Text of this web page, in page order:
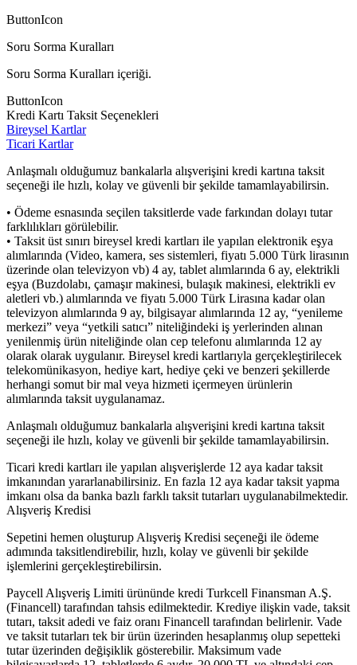
ButtonIcon
Soru Sorma Kuralları
Soru Sorma Kuralları içeriği.
ButtonIcon
Kredi Kartı Taksit Seçenekleri
Bireysel Kartlar
Ticari Kartlar
Anlaşmalı olduğumuz bankalarla alışverişini kredi kartına taksit
seçeneği ile hızlı, kolay ve güvenli bir şekilde tamamlayabilirsin.
• Ödeme esnasında seçilen taksitlerde vade farkından dolayı tutar
farklılıkları görülebilir.
• Taksit üst sınırı bireysel kredi kartları ile yapılan elektronik eşya
alımlarında (Video, kamera, ses sistemleri, fiyatı 5.000 Türk lirasının
üzerinde olan televizyon vb) 4 ay, tablet alımlarında 6 ay, elektrikli
eşya (Buzdolabı, çamaşır makinesi, bulaşık makinesi, elektrikli ev
aletleri vb.) alımlarında ve fiyatı 5.000 Türk Lirasına kadar olan
televizyon alımlarında 9 ay, bilgisayar alımlarında 12 ay, “yenileme
merkezi” veya “yetkili satıcı” niteliğindeki iş yerlerinden alınan
yenilenmiş ürün niteliğinde olan cep telefonu alımlarında 12 ay
olarak olarak uygulanır. Bireysel kredi kartlarıyla gerçekleştirilecek
telekomünikasyon, hediye kart, hediye çeki ve benzeri şekillerde
herhangi somut bir mal veya hizmeti içermeyen ürünlerin
alımlarında taksit uygulanamaz.
Anlaşmalı olduğumuz bankalarla alışverişini kredi kartına taksit
seçeneği ile hızlı, kolay ve güvenli bir şekilde tamamlayabilirsin.
Ticari kredi kartları ile yapılan alışverişlerde 12 aya kadar taksit
imkanından yararlanabilirsiniz. En fazla 12 aya kadar taksit yapma
imkanı olsa da banka bazlı farklı taksit tutarları uygulanabilmektedir.
Alışveriş Kredisi
Sepetini hemen oluşturup Alışveriş Kredisi seçeneği ile ödeme
adımında taksitlendirebilir, hızlı, kolay ve güvenli bir şekilde
işlemlerini gerçekleştirebilirsin.
Paycell Alışveriş Limiti ürününde kredi Turkcell Finansman A.Ş.
(Financell) tarafından tahsis edilmektedir. Krediye ilişkin vade, taksit
tutarı, taksit adedi ve faiz oranı Financell tarafından belirlenir. Vade
ve taksit tutarları tek bir ürün üzerinden hesaplanmış olup sepetteki
tutar üzerinden değişiklik gösterebilir. Maksimum vade